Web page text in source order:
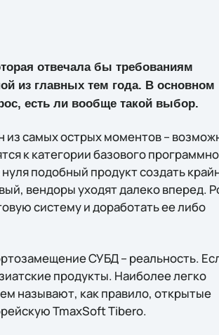
отвечала бы требованиям
из главных тем года. В основном
есть ли вообще такой выбор.
самых острых моментов –
к категории базового
подобный продукт создать
вендоры уходят далеко вперед.
систему и доработать ее либо
СУБД – реальность.
продукты. Наиболее легко
называют, как правило, открытые
TmaxSoft Tibero.